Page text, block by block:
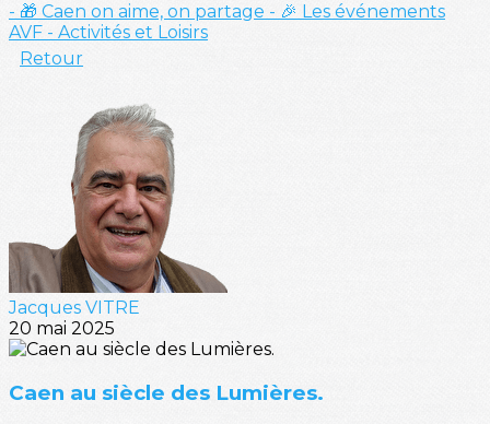
- 🎁 Caen on aime, on partage - 🎉 Les événements
AVF - Activités et Loisirs
Retour
Jacques VITRE
20 mai 2025
Caen au siècle des Lumières.